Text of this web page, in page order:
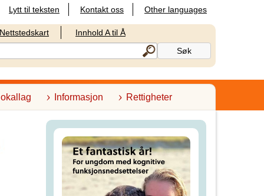
Lytt til teksten Kontakt oss Other languages
Nettstedskart Innhold A til Å
Informasjon Rettigheter